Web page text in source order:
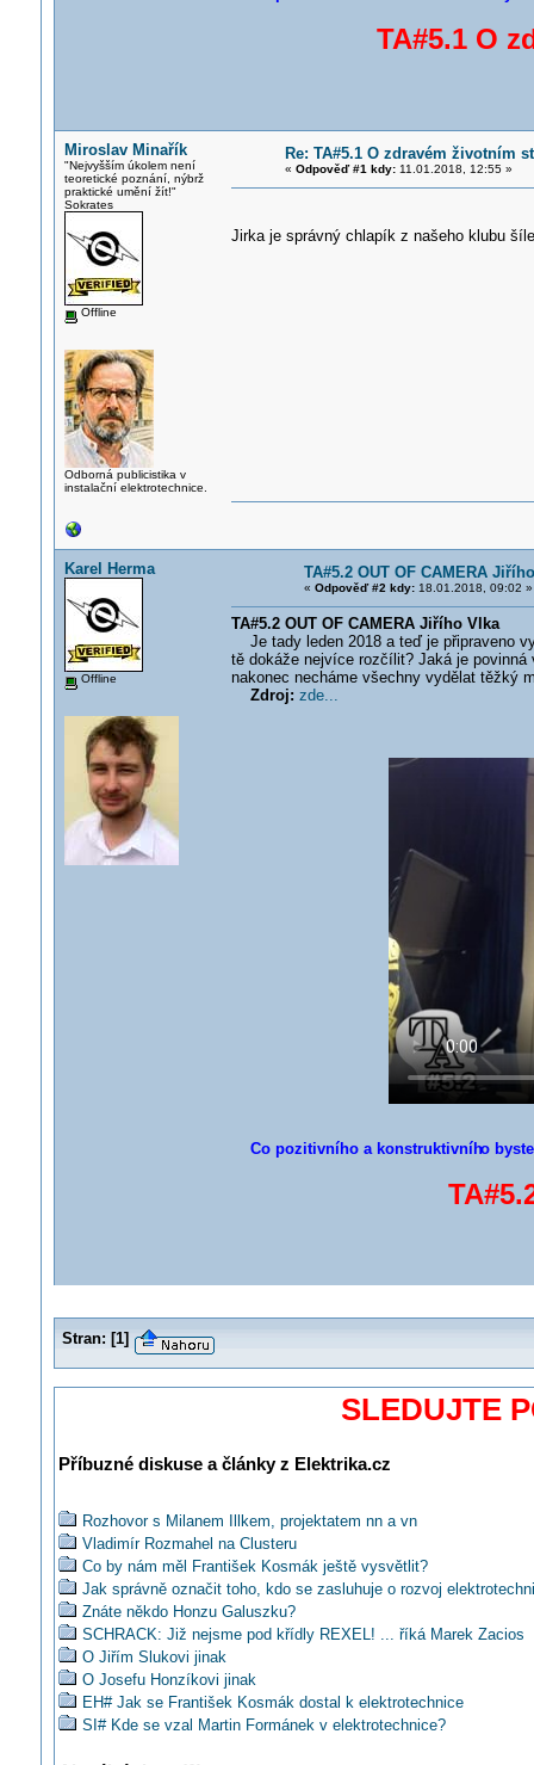
TA#5.1 O
Miroslav Minařík
"Nejvyšším úkolem není
teoretické poznání, nýbrž
praktické umění žít!"
Sokrates
Offline
Odborná publicistika v
instalační elektrotechnice.
Re: TA#5.1 O zdravém životním
« Odpověď #1 kdy:11.01.2018, 12:55 »
Jirka je správný chlapík z našeho klubu
Karel Herma
Offline
TA#5.2 OUT OF CAMERA
« Odpověď #2 kdy:18.01.2018, 09:02 »
TA#5.2 OUT OF CAMERA Jiřího Vlka
Je tady leden 2018 a teď je připraveno
tě dokáže nejvíce rozčílit? Jaká je
nakonec necháme všechny vydělat těžký
Zdroj: zde...
Co pozitivního a konstruktivního
Stran: [1]
SLEDUJTE
Příbuzné diskuse a články z Elektrika.cz
Rozhovor s Milanem Illkem, projektatem nn a vn
Vladimír Rozmahel na Clusteru
Co by nám měl František Kosmák ještě vysvětlit?
Jak správně označit toho, kdo se zasluhuje o rozvoj
Znáte někdo Honzu Galuszku?
SCHRACK: Již nejsme pod křídly REXEL! ... říká Marek Zacios
O Jiřím Slukovi jinak
O Josefu Honzíkovi jinak
EH# Jak se František Kosmák dostal k elektrotechnice
SI# Kde se vzal Martin Formánek v elektrotechnice?